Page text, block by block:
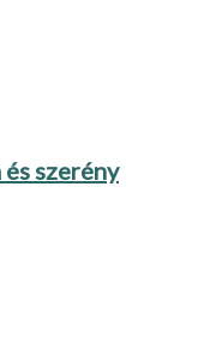
szerény